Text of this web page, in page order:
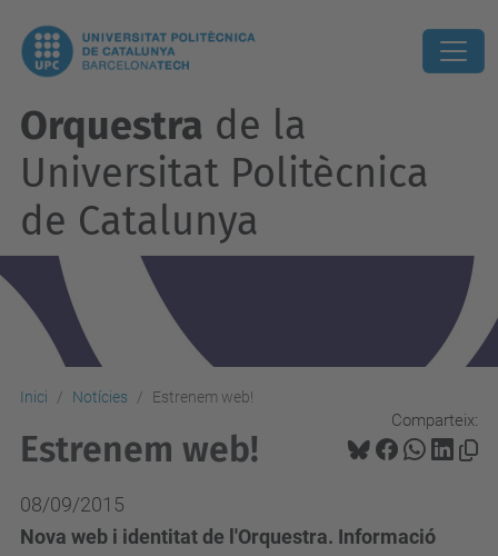
Orquestra de la
Universitat Politècnica
de Catalunya
Inici Notícies Estrenem web!
Comparteix:
Estrenem web!
08/09/2015
Nova web i identitat de l'Orquestra. Informació